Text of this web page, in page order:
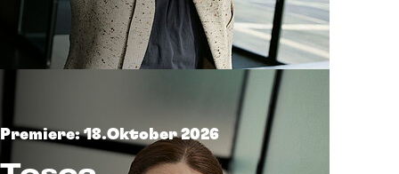
Premiere: 18.Oktober 2026